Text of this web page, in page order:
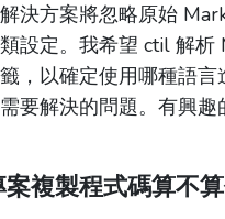
決方案將忽略原始
設定。我希望 ctil 解析
，以確定使用哪種語言
要解決的問題。有興趣
複製程式碼算不